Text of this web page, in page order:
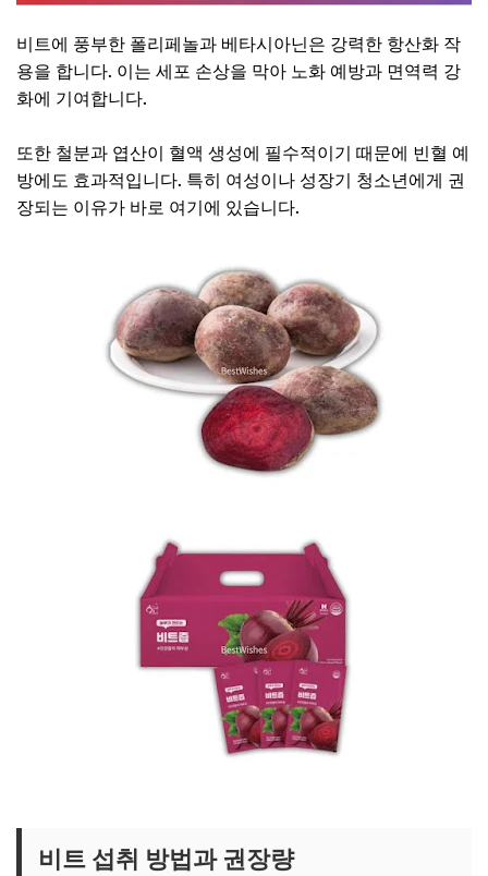
비트에 풍부한 폴리페놀과 베타시아닌은 강력한 항산화 작
용을 합니다. 이는 세포 손상을 막아 노화 예방과 면역력 강
화에 기여합니다.
또한 철분과 엽산이 혈액 생성에 필수적이기 때문에 빈혈 예
방에도 효과적입니다. 특히 여성이나 성장기 청소년에게 권
장되는 이유가 바로 여기에 있습니다.
비트 섭취 방법과 권장량